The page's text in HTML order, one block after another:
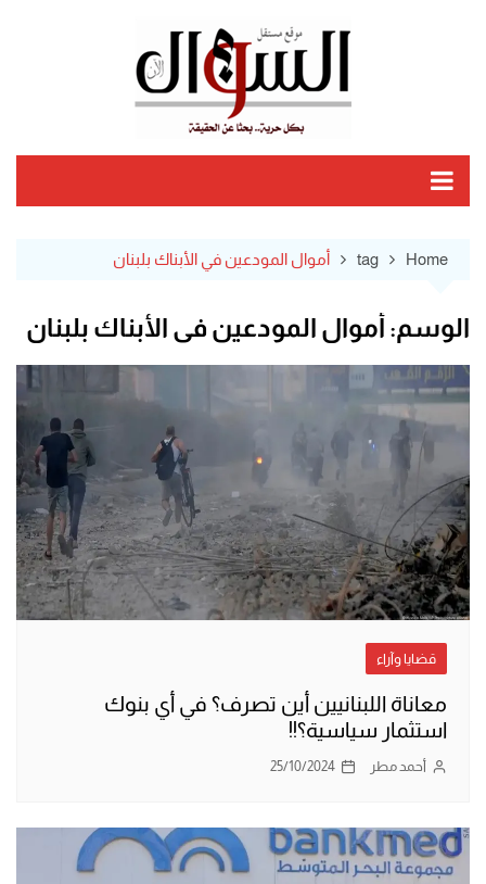
Home
tag أموال المودعين في الأبناك بلبنان
الوسم: أموال المودعين في الأبناك بلبنان
قضايا وآراء
معاناة اللبنانيين أين تصرف؟ في أي بنوك
استثمار سياسية؟!!
أحمد مطر 25/10/2024